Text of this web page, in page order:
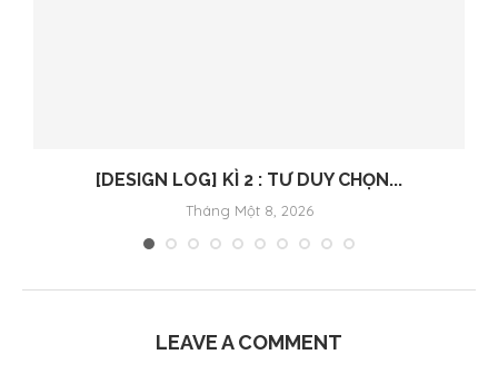
[DESIGN LOG] KÌ 2 : TƯ DUY CHỌN...
Tháng Một 8, 2026
LEAVE A COMMENT